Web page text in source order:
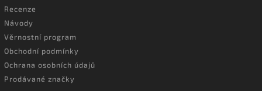
Recenze
Návody
Věrnostní program
Obchodní podmínky
Ochrana osobních údajů
Prodávané značky